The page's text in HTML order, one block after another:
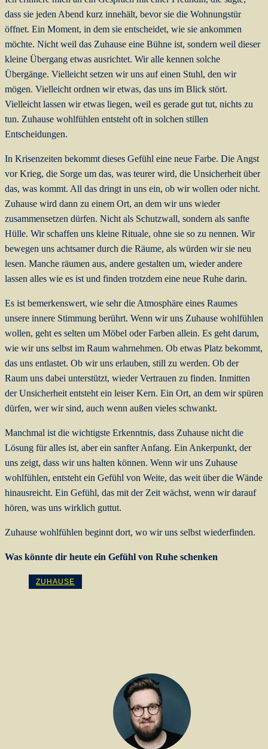
dass sie jeden Abend kurz innehält, bevor sie die Wohnungstür
öffnet. Ein Moment, in dem sie entscheidet, wie sie ankommen
möchte. Nicht weil das Zuhause eine Bühne ist, sondern weil dieser
kleine Übergang etwas ausrichtet. Wir alle kennen solche
Übergänge. Vielleicht setzen wir uns auf einen Stuhl, den wir
mögen. Vielleicht ordnen wir etwas, das uns im Blick stört.
Vielleicht lassen wir etwas liegen, weil es gerade gut tut, nichts zu
tun. Zuhause wohlfühlen entsteht oft in solchen stillen
Entscheidungen.
In Krisenzeiten bekommt dieses Gefühl eine neue Farbe. Die Angst
vor Krieg, die Sorge um das, was teurer wird, die Unsicherheit über
das, was kommt. All das dringt in uns ein, ob wir wollen oder nicht.
Zuhause wird dann zu einem Ort, an dem wir uns wieder
zusammensetzen dürfen. Nicht als Schutzwall, sondern als sanfte
Hülle. Wir schaffen uns kleine Rituale, ohne sie so zu nennen. Wir
bewegen uns achtsamer durch die Räume, als würden wir sie neu
lesen. Manche räumen aus, andere gestalten um, wieder andere
lassen alles wie es ist und finden trotzdem eine neue Ruhe darin.
Es ist bemerkenswert, wie sehr die Atmosphäre eines Raumes
unsere innere Stimmung berührt. Wenn wir uns Zuhause wohlfühlen
wollen, geht es selten um Möbel oder Farben allein. Es geht darum,
wie wir uns selbst im Raum wahrnehmen. Ob etwas Platz bekommt,
das uns entlastet. Ob wir uns erlauben, still zu werden. Ob der
Raum uns dabei unterstützt, wieder Vertrauen zu finden. Inmitten
der Unsicherheit entsteht ein leiser Kern. Ein Ort, an dem wir spüren
dürfen, wer wir sind, auch wenn außen vieles schwankt.
Manchmal ist die wichtigste Erkenntnis, dass Zuhause nicht die
Lösung für alles ist, aber ein sanfter Anfang. Ein Ankerpunkt, der
uns zeigt, dass wir uns halten können. Wenn wir uns Zuhause
wohlfühlen, entsteht ein Gefühl von Weite, das weit über die Wände
hinausreicht. Ein Gefühl, das mit der Zeit wächst, wenn wir darauf
hören, was uns wirklich guttut.
Zuhause wohlfühlen beginnt dort, wo wir uns selbst wiederfinden.
Was könnte dir heute ein Gefühl von Ruhe schenken
ZUHAUSE